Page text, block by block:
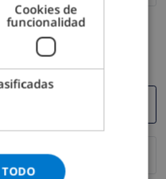
mail no funcione
Cookies de
funcionalidad